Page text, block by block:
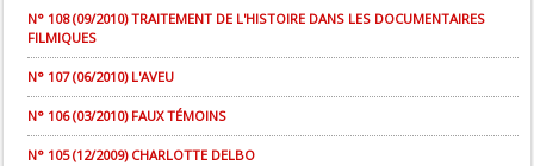
N° 108 (09/2010) TRAITEMENT DE L'HISTOIRE DANS LES DOCUMENTAIRES
FILMIQUES
N° 107 (06/2010) L'AVEU
N° 106 (03/2010) FAUX TÉMOINS
N° 105 (12/2009) CHARLOTTE DELBO